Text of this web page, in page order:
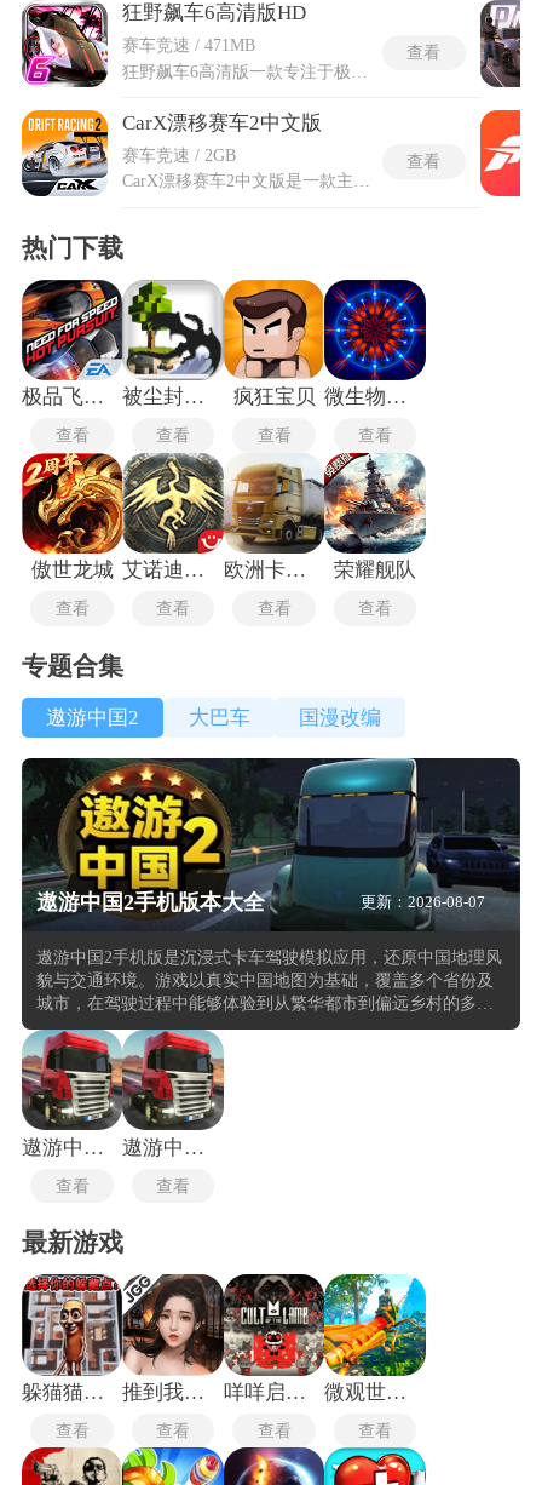
狂野飙车6高清版HD
赛车竞速 / 471MB
查看
CarX漂移赛车2中文版
赛车竞速 / 2GB
查看
热门下载
极品飞车14安卓版
查看
被尘封的故事老版本
查看
疯狂宝贝
查看
微生物模拟器
查看
傲世龙城
查看
艾诺迪亚3高爆版
查看
欧洲卡车模拟器3最新版
查看
荣耀舰队
查看
专题合集
遨游中国2 大巴车 国漫改编
遨游中国2手机版本大全 更新：2026-08-07
遨游中国2手机版是沉浸式卡车驾驶模拟应用，还原中国地理风
貌与交通环境。游戏以真实中国地图为基础，覆盖多个省份及
城市，在驾驶过程中能够体验到从繁华都市到偏远乡村的多样
风景。通过先进的物理引擎和视觉渲染技术，游戏不仅模拟了
真实的道路状况，还引入动态天气系统，如雨雪、沙尘暴等，
使驾驶挑战更具真实感与策略性。这种设计使得每一次出行都
不仅仅是运输任务，更是一场穿越祖国山河的旅程。
遨游中国2手机版
查看
遨游中国2中文版
查看
最新游戏
躲猫猫行动手机版
查看
推到我总裁
查看
咩咩启示录安卓版
查看
微观世界生存
查看